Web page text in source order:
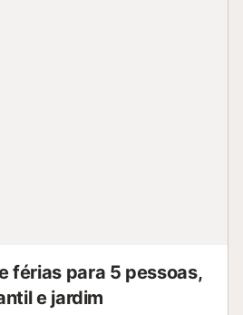
férias para 5 pessoas,
e jardim